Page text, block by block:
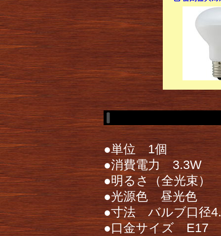
●単位 1個
●消費電力 3.3W
●明るさ（全光束）
●光源色 昼光色
●寸法 バルブ口径
●口金サイズ E17